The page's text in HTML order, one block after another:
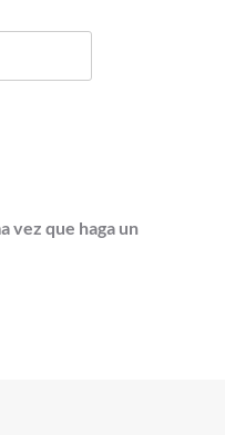
vez que haga un